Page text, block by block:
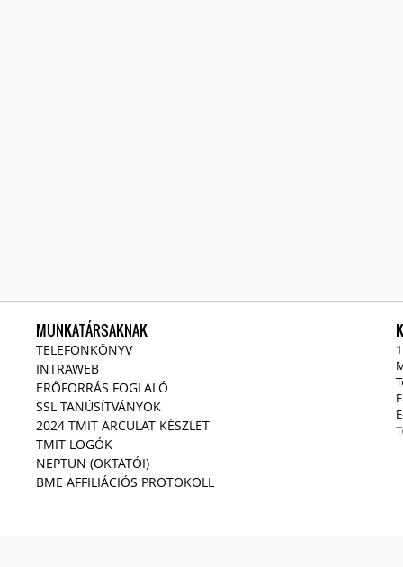
MUNKATÁRSAKNAK
TELEFONKÖNYV
INTRAWEB
ERŐFORRÁS FOGLALÓ
SSL TANÚSÍTVÁNYOK
2024 TMIT ARCULAT KÉSZLET
TMIT LOGÓK
NEPTUN (OKTATÓI)
BME AFFILIÁCIÓS PROTOKOLL